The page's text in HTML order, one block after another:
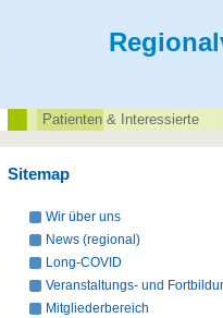
Patienten‌ & Interessierte
Sitemap
Wir über uns
News (regional)
Long-COVID
Veranstaltungs- und
Mitgliederbereich